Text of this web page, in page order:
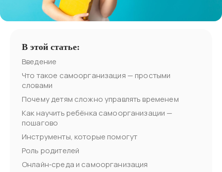
В этой статье:
Введение
Что такое самоорганизация — простыми
словами
Почему детям сложно управлять временем
Как научить ребёнка само­организации —
пошагово
Инструменты, которые помогут
Роль родителей
Онлайн‑среда и самоорганизация